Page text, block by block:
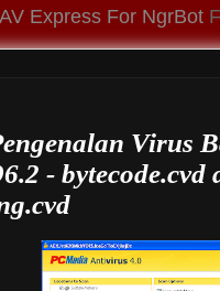
Express For NgrBot
Virus
- bytecode.cvd